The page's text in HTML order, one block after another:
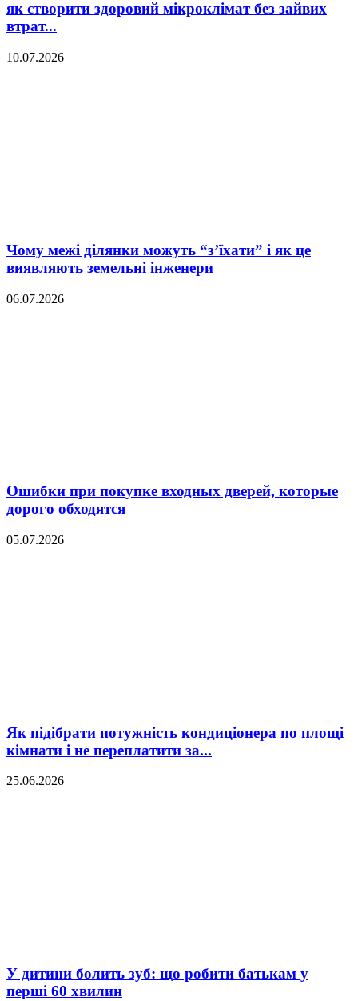
як створити здоровий мікроклімат без зайвих
втрат...
10.07.2026
Чому межі ділянки можуть “з’їхати” і як це
виявляють земельні інженери
06.07.2026
Ошибки при покупке входных дверей, которые
дорого обходятся
05.07.2026
Як підібрати потужність кондиціонера по площі
кімнати і не переплатити за...
25.06.2026
У дитини болить зуб: що робити батькам у
перші 60 хвилин